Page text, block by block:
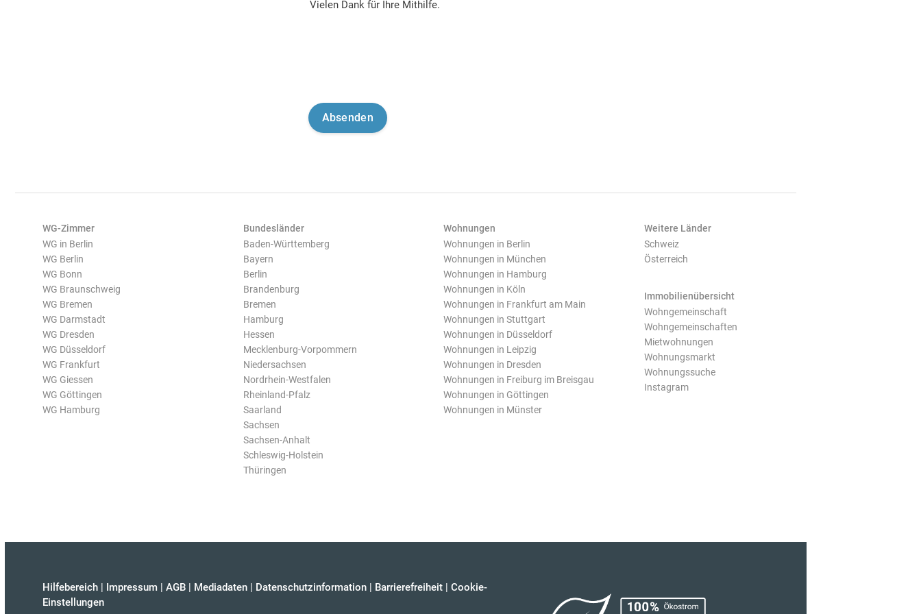
Vielen Dank für Ihre Mithilfe.
WG-Zimmer
WG in Berlin
WG Berlin
WG Bonn
WG Braunschweig
WG Bremen
WG Darmstadt
WG Dresden
WG Düsseldorf
WG Frankfurt
WG Giessen
WG Göttingen
WG Hamburg
Bundesländer
Baden-Württemberg
Bayern
Berlin
Brandenburg
Bremen
Hamburg
Hessen
Mecklenburg-Vorpommern
Niedersachsen
Nordrhein-Westfalen
Rheinland-Pfalz
Saarland
Sachsen
Sachsen-Anhalt
Schleswig-Holstein
Thüringen
Wohnungen
Wohnungen in Berlin
Wohnungen in München
Wohnungen in Hamburg
Wohnungen in Köln
Wohnungen in Frankfurt am Main
Wohnungen in Stuttgart
Wohnungen in Düsseldorf
Wohnungen in Leipzig
Wohnungen in Dresden
Wohnungen in Freiburg im Breisgau
Wohnungen in Göttingen
Wohnungen in Münster
Weitere Länder
Schweiz
Österreich
Immobilienübersicht
Wohngemeinschaft
Wohngemeinschaften
Mietwohnungen
Wohnungsmarkt
Wohnungssuche
Instagram
Hilfebereich | Impressum | AGB | Mediadaten | Datenschutzinformation | Barrierefreiheit | Cookie-
Einstellungen